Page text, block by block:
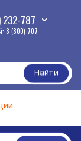
232-787
8 (800) 707-
Найти